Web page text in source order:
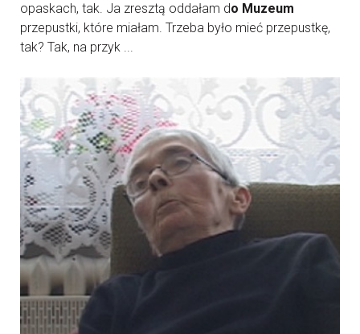
opaskach, tak. Ja zresztą oddałam do Muzeum
przepustki, które miałam. Trzeba było mieć przepustkę,
tak? Tak, na przyk ...